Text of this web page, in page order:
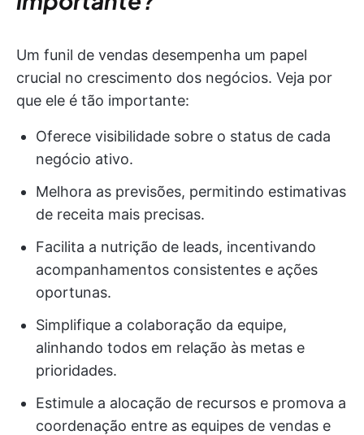
Um funil de vendas desempenha um papel
crucial no crescimento dos negócios. Veja por
que ele é tão importante:
Oferece visibilidade sobre o status de cada
negócio ativo.
Melhora as previsões, permitindo estimativas
de receita mais precisas.
Facilita a nutrição de leads, incentivando
acompanhamentos consistentes e ações
oportunas.
Simplifique a colaboração da equipe,
alinhando todos em relação às metas e
prioridades.
Estimule a alocação de recursos e promova a
coordenação entre as equipes de vendas e